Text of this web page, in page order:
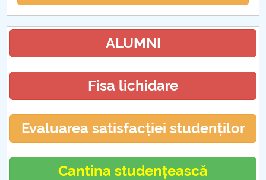
ALUMNI
Fisa lichidare
Evaluarea satisfacției studenților
Cantina studențească